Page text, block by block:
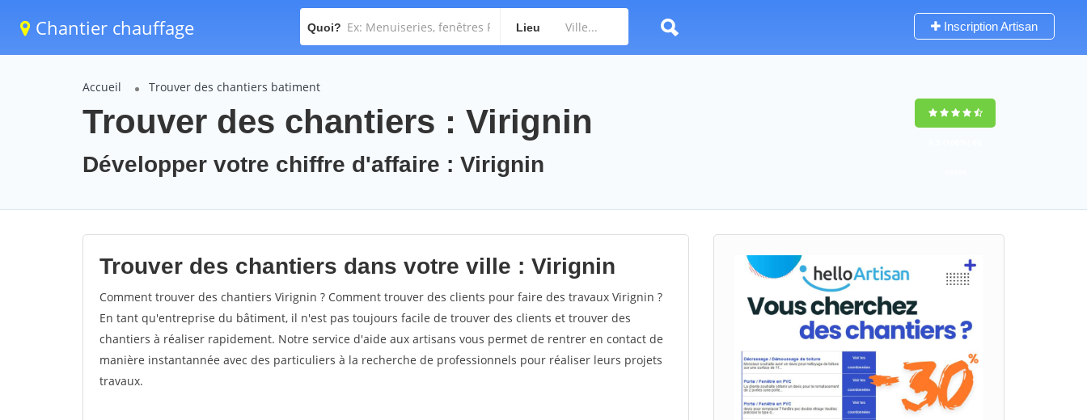
Chantier chauffage Quoi? Lieu Inscription Artisan
Accueil Trouver des chantiers batiment
Trouver des chantiers : Virignin
Développer votre chiffre d'affaire : Virignin
Trouver des chantiers dans votre ville : Virignin
Comment trouver des chantiers Virignin ? Comment trouver des clients pour faire des travaux Virignin ?
En tant qu'entreprise du bâtiment, il n'est pas toujours facile de trouver des clients et trouver des
chantiers à réaliser rapidement. Notre service d'aide aux artisans vous permet de rentrer en contact de
manière instantannée avec des particuliers à la recherche de professionnels pour réaliser leurs projets
travaux.